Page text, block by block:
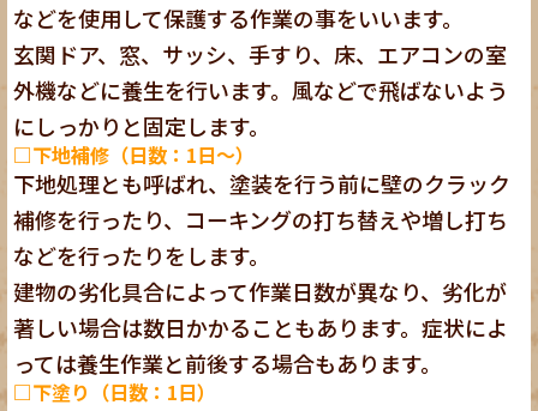
などを使用して保護する作業の事をいいます。
玄関ドア、窓、サッシ、手すり、床、エアコンの室
外機などに養生を行います。風などで飛ばないよう
にしっかりと固定します。
□下地補修（日数：1日～）
下地処理とも呼ばれ、塗装を行う前に壁のクラック
補修を行ったり、コーキングの打ち替えや増し打ち
などを行ったりをします。
建物の劣化具合によって作業日数が異なり、劣化が
著しい場合は数日かかることもあります。症状によ
っては養生作業と前後する場合もあります。
□下塗り（日数：1日）